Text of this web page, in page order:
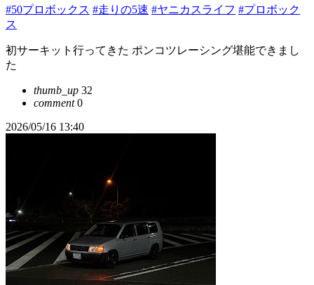
#50プロボックス #走りの5速 #ヤニカスライフ #プロボック
ス
初サーキット行ってきた ポンコツレーシング堪能できまし
た
thumb_up 32
comment0
2026/05/16 13:40